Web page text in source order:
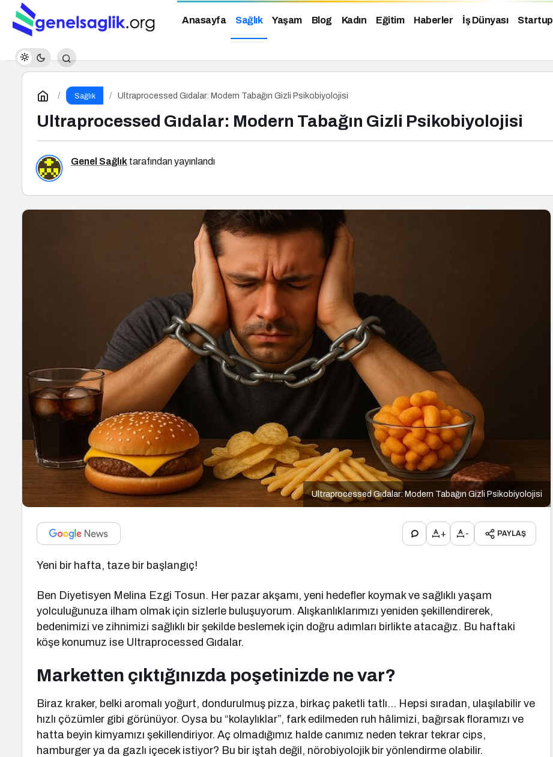
Anasayfa Sağlık Yaşam Blog Kadın Eğitim Haberler İş Dünyası Startup
Sağlık Ultraprocessed Gıdalar: Modern Tabağın Gizli Psikobiyolojisi
Ultraprocessed Gıdalar: Modern Tabağın Gizli Psikobiyolojisi
Genel Sağlık tarafından yayınlandı
Ultraprocessed Gıdalar: Modern Tabağın Gizli Psikobiyolojisi
+ - PAYLAŞ
Yeni bir hafta, taze bir başlangıç!
Ben Diyetisyen Melina Ezgi Tosun. Her pazar akşamı, yeni hedefler koymak ve sağlıklı yaşam
yolculuğunuza ilham olmak için sizlerle buluşuyorum. Alışkanlıklarımızı yeniden şekillendirerek,
bedenimizi ve zihnimizi sağlıklı bir şekilde beslemek için doğru adımları birlikte atacağız. Bu haftaki
köşe konumuz ise Ultraprocessed Gıdalar.
Marketten çıktığınızda poşetinizde ne var?
Biraz kraker, belki aromalı yoğurt, dondurulmuş pizza, birkaç paketli tatlı… Hepsi sıradan, ulaşılabilir ve
hızlı çözümler gibi görünüyor. Oysa bu “kolaylıklar”, fark edilmeden ruh hâlimizi, bağırsak floramızı ve
hatta beyin kimyamızı şekillendiriyor. Aç olmadığımız halde canımız neden tekrar tekrar cips,
hamburger ya da gazlı içecek istiyor? Bu bir iştah değil, nörobiyolojik bir yönlendirme olabilir.